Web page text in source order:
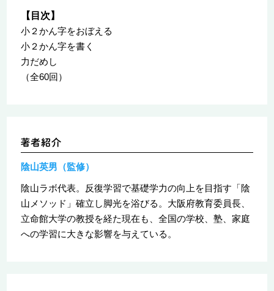
【目次】
小２かん字をおぼえる
小２かん字を書く
力だめし
（全60回）
陰山英男（監修）
陰山ラボ代表。反復学習で基礎学力の向上を目指す「陰
山メソッド」確立し脚光を浴びる。大阪府教育委員長、
立命館大学の教授を経た現在も、全国の学校、塾、家庭
への学習に大きな影響を与えている。